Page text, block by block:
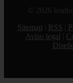
© 2026
Sitemap
RSS
Aviso legal